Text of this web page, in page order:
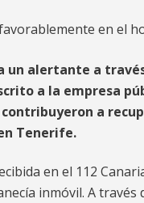
en el
un alertante a
a la empresa
a
Tenerife.
en el 112
inmóvil. A